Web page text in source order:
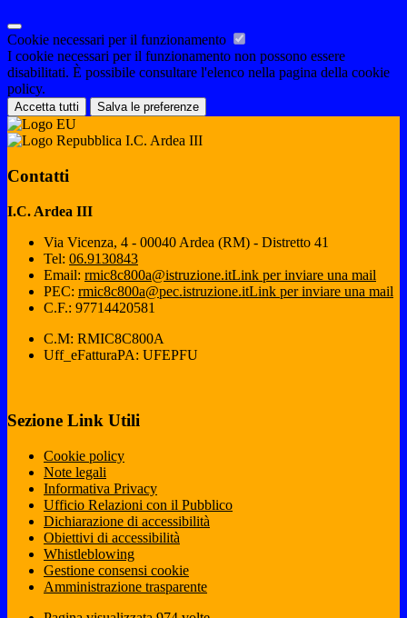
Cookie necessari per il funzionamento
I cookie necessari per il funzionamento non possono essere
disabilitati. È possibile consultare l'elenco nella pagina della cookie
policy.
Accetta tutti Salva le preferenze
I.C. Ardea III
Contatti
I.C. Ardea III
Via Vicenza, 4 - 00040 Ardea (RM) - Distretto 41
Tel: 06.9130843
Email: rmic8c800a@istruzione.itLink per inviare una mail
PEC: rmic8c800a@pec.istruzione.itLink per inviare una mail
C.F.: 97714420581
C.M: RMIC8C800A
Uff_eFatturaPA: UFEPFU
Sezione Link Utili
Cookie policy
Note legali
Informativa Privacy
Ufficio Relazioni con il Pubblico
Dichiarazione di accessibilità
Obiettivi di accessibilità
Whistleblowing
Gestione consensi cookie
Amministrazione trasparente